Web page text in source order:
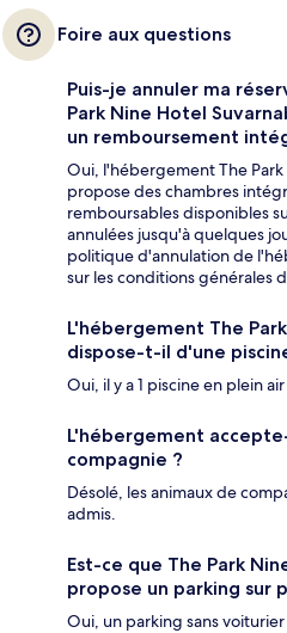
Foire aux questions
Puis-je annuler ma
Park Nine Hotel
un remboursement
Oui, l'hébergement The
propose des chambres
remboursables disponibles
annulées jusqu'à quelques
politique d'annulation de
sur les conditions générales
L'hébergement The
dispose-t-il d'une
Oui, il y a 1 piscine en plein
L'hébergement
compagnie ?
Désolé, les animaux de
admis.
Est-ce que The Park
propose un parking sur
Oui, un parking sans